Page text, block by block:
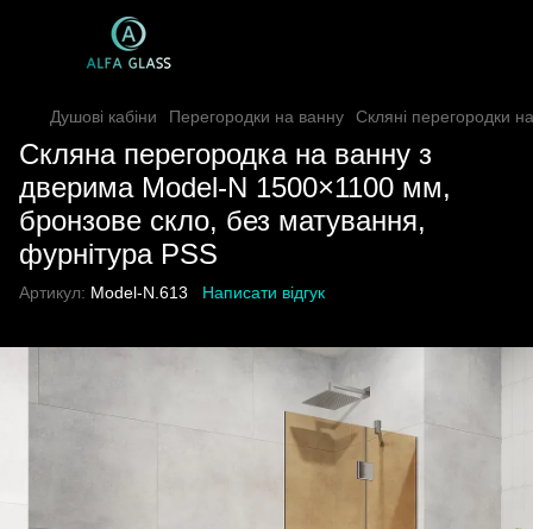
Душові кабіни Перегородки на ванну Скляні перегородки
Скляна перегородка на ванну з
дверима Model-N 1500×1100 мм,
бронзове скло, без матування,
фурнітура PSS
Артикул: Model-N.613 Написати відгук